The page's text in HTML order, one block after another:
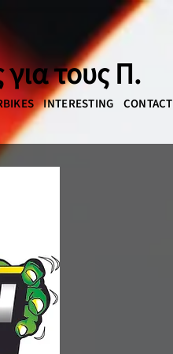
INTERESTING CONTACT
για τους Π.